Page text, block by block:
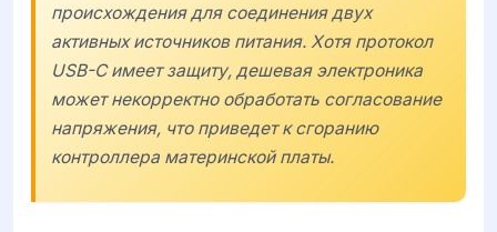
происхождения для соединения двух
активных источников питания. Хотя протокол
USB-C имеет защиту, дешевая электроника
может некорректно обработать согласование
напряжения, что приведет к сгоранию
контроллера материнской платы.